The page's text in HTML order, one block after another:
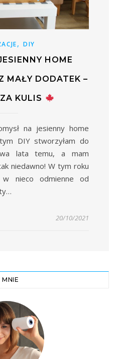
,DIY
HOME
MAŁY DODATEK –
KULIS
DIY stworzyłam do
lata temu, a mam
niedawno! W tym roku
w nieco odmienne od
20/10/2021
MNIE